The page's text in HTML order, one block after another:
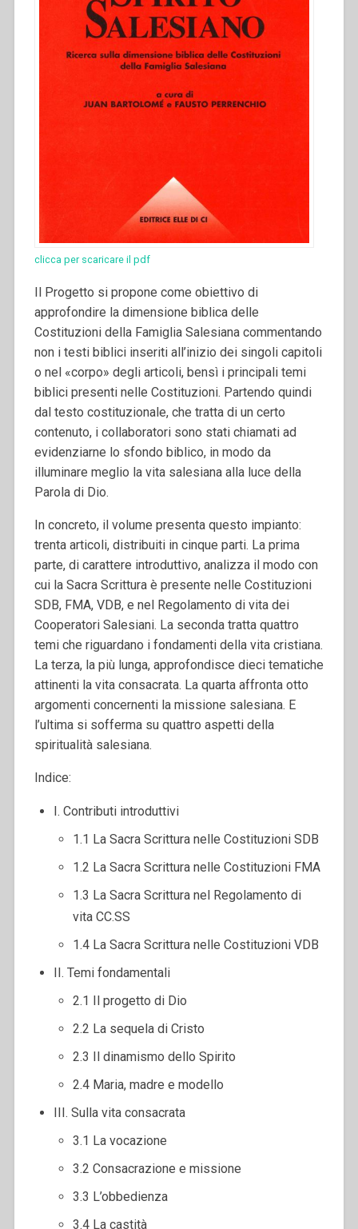
clicca per scaricare il pdf
Il Progetto si propone come obiettivo di
approfondire la dimensione biblica delle
Costituzioni della Famiglia Salesiana commentando
non i testi biblici inseriti all’inizio dei singoli capitoli
o nel «corpo» degli articoli, bensì i principali temi
biblici presenti nelle Costituzioni. Partendo quindi
dal testo costituzionale, che tratta di un certo
contenuto, i collaboratori sono stati chiamati ad
evidenziarne lo sfondo biblico, in modo da
illuminare meglio la vita salesiana alla luce della
Parola di Dio.
In concreto, il volume presenta questo impianto:
trenta articoli, distribuiti in cinque parti. La prima
parte, di carattere introduttivo, analizza il modo con
cui la Sacra Scrittura è presente nelle Costituzioni
SDB, FMA, VDB, e nel Regolamento di vita dei
Cooperatori Salesiani. La seconda tratta quattro
temi che riguardano i fondamenti della vita cristiana.
La terza, la più lunga, approfondisce dieci tematiche
attinenti la vita consacrata. La quarta affronta otto
argomenti concernenti la missione salesiana. E
l’ultima si sofferma su quattro aspetti della
spiritualità salesiana.
Indice:
I. Contributi introduttivi
1.1 La Sacra Scrittura nelle Costituzioni SDB
1.2 La Sacra Scrittura nelle Costituzioni FMA
1.3 La Sacra Scrittura nel Regolamento di
vita CC.SS
1.4 La Sacra Scrittura nelle Costituzioni VDB
II. Temi fondamentali
2.1 Il progetto di Dio
2.2 La sequela di Cristo
2.3 Il dinamismo dello Spirito
2.4 Maria, madre e modello
III. Sulla vita consacrata
3.1 La vocazione
3.2 Consacrazione e missione
3.3 L’obbedienza
3.4 La castità